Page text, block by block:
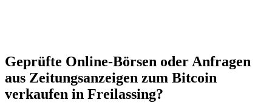
Geprüfte Online-Börsen oder Anfragen
aus Zeitungsanzeigen zum Bitcoin
verkaufen in Freilassing?